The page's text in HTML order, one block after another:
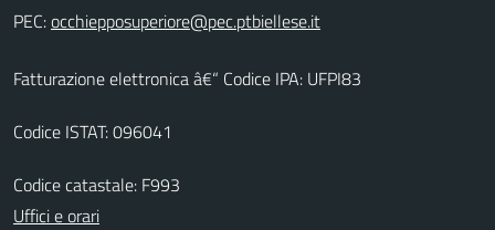
PEC:
Fatturazione elettronica â€“ Codice IPA: UFPI83
Codice ISTAT: 096041
Codice catastale: F993
Uffici e orari